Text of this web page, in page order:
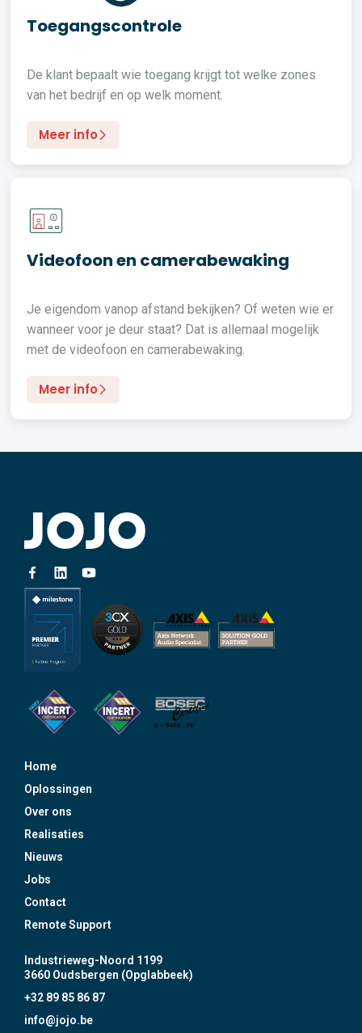
Toegangscontrole
De klant bepaalt wie toegang krijgt tot welke zones
van het bedrijf en op welk moment.
Meer info
Videofoon en camerabewaking
Je eigendom vanop afstand bekijken? Of weten wie er
wanneer voor je deur staat? Dat is allemaal mogelijk
met de videofoon en camerabewaking.
Meer info
Home
Oplossingen
Over ons
Realisaties
Nieuws
Jobs
Contact
Remote Support
Industrieweg-Noord 1199
3660 Oudsbergen (Opglabbeek)
+32 89 85 86 87
info@jojo.be